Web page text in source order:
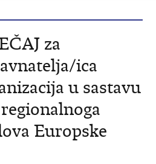
za
ica
u sastavu
Europske